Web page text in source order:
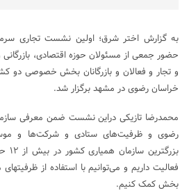
به گزارش اختر شرق؛ اولین نشست تجاری
حضور جمعی از مسئولان حوزه اقتصادی، بازرگانی
و تجار و فعالان و بازرگانان بخش خصوصی دو
خراسان رضوی در مشهد برگزار شد.
محمدرضا تازیکی دراین نشست ضمن معرفی
رضوی و ظرفیت‌های ستادی و شرکت‌ها و
فعالیت داریم و می‌توانیم با استفاده از
بخش کمک کنیم.